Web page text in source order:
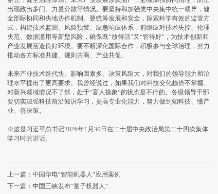
出现政出多门、力量分散等情况。要坚持和加强党中央集中统一领导，健
全部际协同和央地协作机制。要统筹发展和安全，探索科学有效的监管方
式，构建技术监测、风险预警、应急响应体系，前瞻应对技术失控、伦理
失范、数据滥用等新型风险，确保既“放得活”又“管得好”，为技术创新和
产业发展营造良好环境。要不断深化国际合作，积极参与全球治理，努力
推动各方标准共建、规则共商、产业共促。
未来产业技术迭代快、影响因素多、决策风险大，对我们的领导能力和治
理水平提出了更高要求。我曾经说过，如果我们对科技变化趋势不掌握、
对新兴领域情况不了解，处于“盲人摸象”的状态是不行的。各级领导干部
要切实加强科技前沿知识学习，提高专业化能力，努力做到知科技、懂产
业、善决策。
※这是习近平总书记2026年1月30日在二十届中央政治局第二十四次集体
学习时的讲话。
上一篇： 中国华电“智能机器人”应用案例
下一篇： 中国三峡发布“量子机器人”